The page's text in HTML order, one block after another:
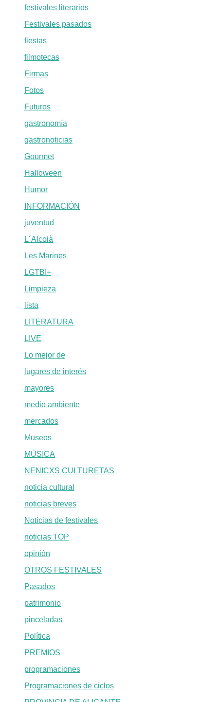
festivales literarios
Festivales pasados
fiestas
filmotecas
Firmas
Fotos
Futuros
gastronomía
gastronoticias
Gourmet
Halloween
Humor
INFORMACIÓN
juventud
L´Alcoià
Les Marines
LGTBI+
Limpieza
lista
LITERATURA
LIVE
Lo mejor de
lugares de interés
mayores
medio ambiente
mercados
Museos
MÚSICA
NENICXS CULTURETAS
noticia cultural
noticias breves
Noticias de festivales
noticias TOP
opinión
OTROS FESTIVALES
Pasados
patrimonio
pinceladas
Política
PREMIOS
programaciones
Programaciones de ciclos